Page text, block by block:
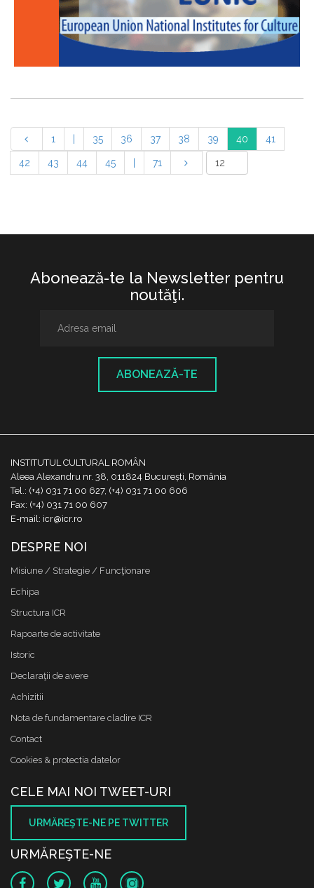
1 35 36 37 38 39 40 41
42 43 44 45 71
Abonează-te la Newsletter pentru
noutăţi.
ABONEAZĂ-TE
INSTITUTUL CULTURAL ROMÂN
Aleea Alexandru nr. 38, 011824 București, România
Tel.: (+4) 031 71 00 627, (+4) 031 71 00 606
Fax: (+4) 031 71 00 607
E-mail: icr@icr.ro
DESPRE NOI
Misiune / Strategie / Funcţionare
Echipa
Structura ICR
Rapoarte de activitate
Istoric
Declaraţii de avere
Achizitii
Nota de fundamentare cladire ICR
Contact
Cookies & protectia datelor
CELE MAI NOI TWEET-URI
URMĂREŞTE-NE PE TWITTER
URMĂREŞTE-NE